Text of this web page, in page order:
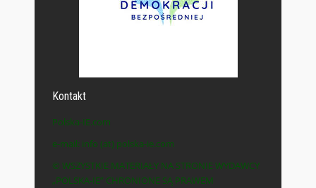
Kontakt
Polska-IE.com
e-mail: info (at) polska-ie.com
© WSZYSTKIE MATERIAŁY NA STRONIE WYDAWCY
„POLSKA-IE” CHRONIONE SĄ PRAWEM